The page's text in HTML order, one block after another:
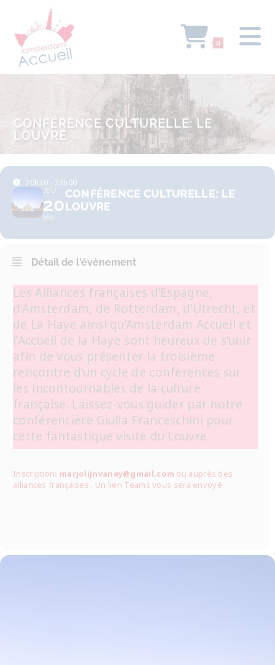
0
CONFÉRENCE CULTURELLE: LE
LOUVRE
20h30 - 22h00
JEU
20
MAI
CONFÉRENCE CULTURELLE: LE
LOUVRE
Détail de l'évènement
Les Alliances françaises d’Espagne,
d’Amsterdam, de Rotterdam, d’Utrecht, et
de La Haye ainsi qu’Amsterdam Accueil et
l’Accueil de la Haye sont heureux de s’unir
afin de vous présenter la troisième
rencontre d’un cycle de conférences sur
les incontournables de la culture
française. Laissez-vous guider par notre
conférencière Giulia Franceschini pour
cette fantastique visite du Louvre.
Inscription: marjolijnvaney@gmail.com ou auprès des
alliances françaises . Un lien Teams vous sera envoyé